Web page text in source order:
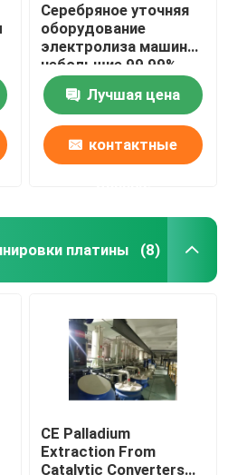
Серебряное уточняя
оборудование
электролиза машины
небольшие 99,99%
легкое для того
чтобы привестись в
действие
доказательство
утечки
Лучшая цена
контактные
платины (8)
CE Palladium
Extraction From
Catalytic Converters